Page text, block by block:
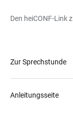
Den heiCONF-Link
Zur Sprechstunde
Anleitungsseite